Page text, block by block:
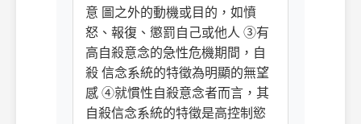
意 圖之外的動機或目的，如憤
怒、報復、懲罰自己或他人 ③有
高自殺意念的急性危機期間，自
殺 信念系統的特徵為明顯的無望
感 ④就慣性自殺意念者而言，其
自殺信念系統的特徵是高控制慾